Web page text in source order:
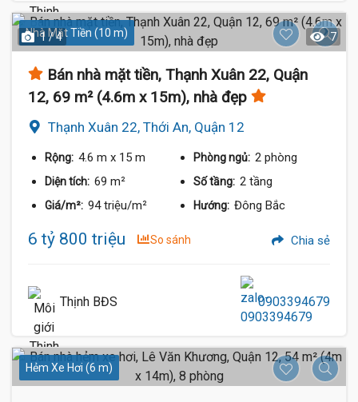
Nhà Mặt Tiền (10 m)
1 / 4 7
Bán nhà mặt tiền, Thạnh Xuân 22, Quận
12, 69 m² (4.6m x 15m), nhà đẹp
Thạnh Xuân 22, Thới An, Quận 12
Rộng: 4.6 m x 15 m Phòng ngủ: 2 phòng
Diện tích: 69 m² Số tầng: 2 tầng
Giá/m²: 94 triệu/m² Hướng: Đông Bắc
6 tỷ 800 triệu So sánh Chia sẻ
Thịnh BĐS 0903394679
Hẻm Xe Hơi (6 m)